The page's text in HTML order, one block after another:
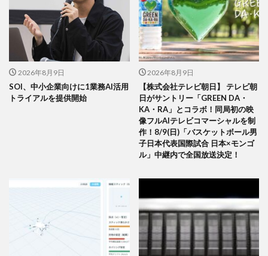
2026年8月9日
SOI、中小企業向けに1業務AI活用
トライアルを提供開始
2026年8月9日
【株式会社テレビ朝日】 テレビ朝
日がサントリー「GREEN DA・
KA・RA」とコラボ！同局初の映
像フルAIテレビコマーシャルを制
作！8/9(日)「バスケットボール男
子日本代表国際試合 日本×モンゴ
ル」中継内で全国放送決定！